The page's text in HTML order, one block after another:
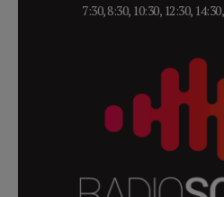
7:30, 8:30, 10:30, 12:30,